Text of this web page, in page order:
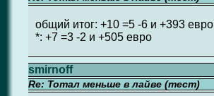
общий итог: +10 =5 -6 и +393 евро
*: +7 =3 -2 и +505 евро
smirnoff
Re: Тотал меньше в лайве (тест)